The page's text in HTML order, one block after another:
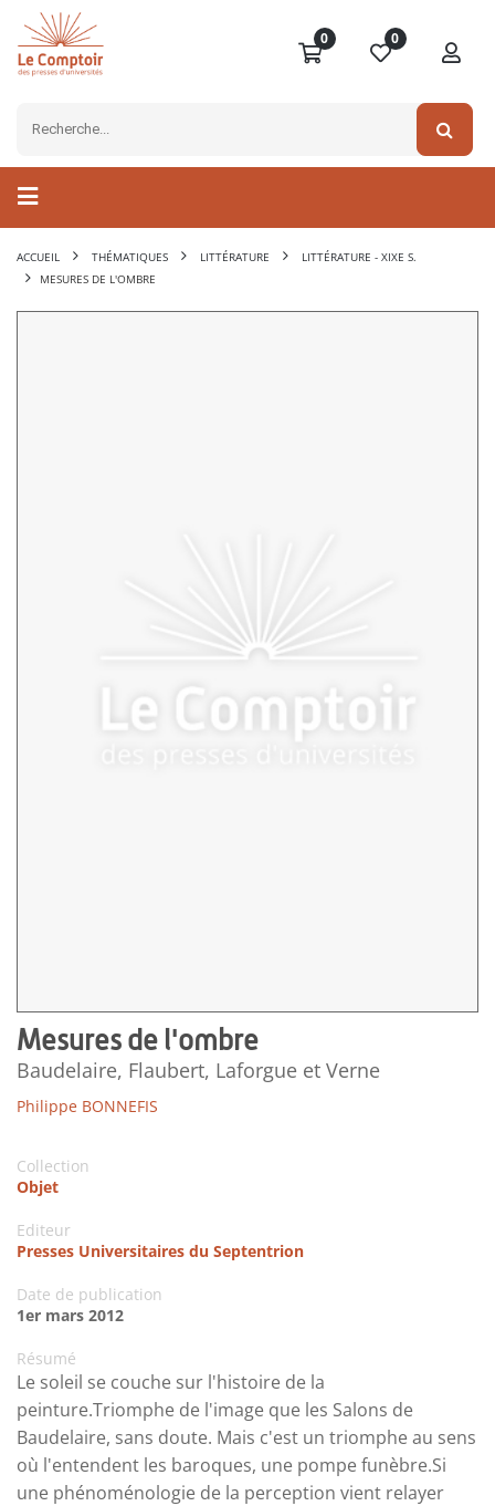
0 0
ACCUEIL THÉMATIQUES LITTÉRATURE
LITTÉRATURE - XIXE S.
MESURES DE L'OMBRE
Mesures de l'ombre
Baudelaire, Flaubert, Laforgue et Verne
Philippe BONNEFIS
Collection
Objet
Editeur
Presses Universitaires du Septentrion
Date de publication
1er mars 2012
Résumé
Le soleil se couche sur l'histoire de la
peinture.Triomphe de l'image que les Salons de
Baudelaire, sans doute. Mais c'est un triomphe au sens
où l'entendent les baroques, une pompe funèbre.Si
une phénoménologie de la perception vient relayer